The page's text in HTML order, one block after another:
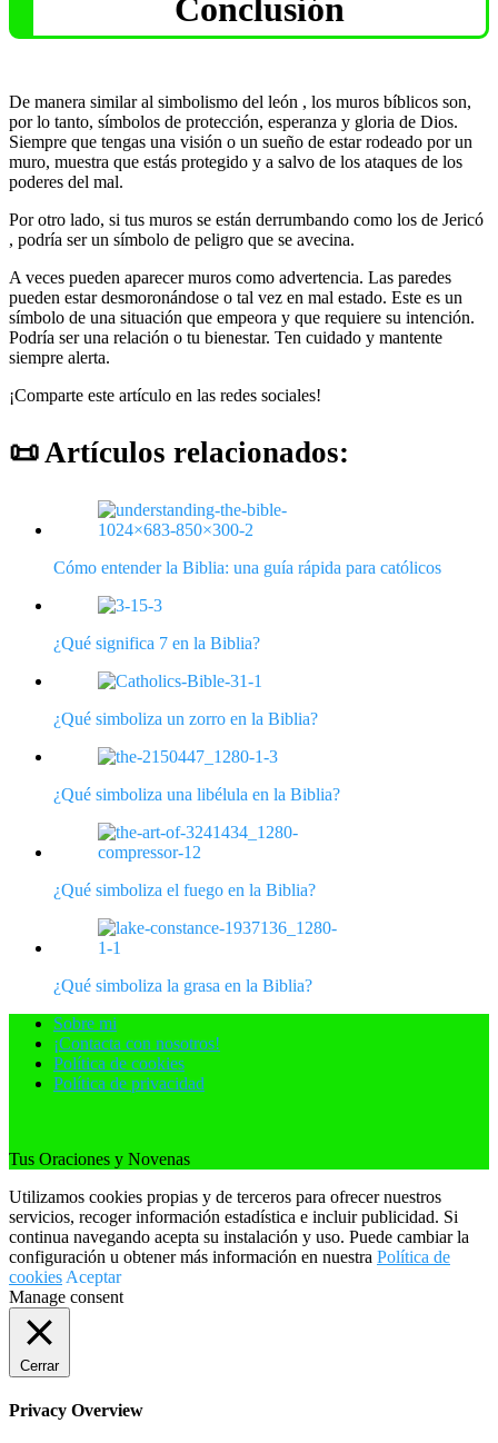
Conclusión
De manera similar al simbolismo del león , los muros bíblicos son,
por lo tanto, símbolos de protección, esperanza y gloria de Dios.
Siempre que tengas una visión o un sueño de estar rodeado por un
muro, muestra que estás protegido y a salvo de los ataques de los
poderes del mal.
Por otro lado, si tus muros se están derrumbando como los de Jericó
, podría ser un símbolo de peligro que se avecina.
A veces pueden aparecer muros como advertencia. Las paredes
pueden estar desmoronándose o tal vez en mal estado. Este es un
símbolo de una situación que empeora y que requiere su intención.
Podría ser una relación o tu bienestar. Ten cuidado y mantente
siempre alerta.
¡Comparte este artículo en las redes sociales!
Artículos relacionados:
Cómo entender la Biblia: una guía rápida para católicos
¿Qué significa 7 en la Biblia?
¿Qué simboliza un zorro en la Biblia?
¿Qué simboliza una libélula en la Biblia?
¿Qué simboliza el fuego en la Biblia?
¿Qué simboliza la grasa en la Biblia?
Sobre mi
¡Contacta con nosotros!
Política de cookies
Política de privacidad
Tus Oraciones y Novenas
Utilizamos cookies propias y de terceros para ofrecer nuestros
servicios, recoger información estadística e incluir publicidad. Si
continua navegando acepta su instalación y uso. Puede cambiar la
configuración u obtener más información en nuestra Política de
cookies Aceptar
Manage consent
Cerrar
Privacy Overview